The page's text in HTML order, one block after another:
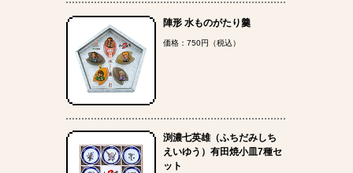
陣形 水ものがたり羹
価格：750円（税込）
渕濃七英雄（ふちだみしち
えいゆう）有田焼小皿7種セ
ット